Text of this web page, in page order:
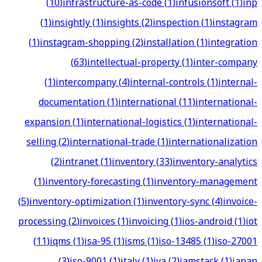
(1)insightly(1)insights(2)inspection(1)instagram
(1)instagram-shopping(2)installation(1)integration
(63)intellectual-property(1)inter-company
(1)intercompany(4)internal-controls(1)internal-
documentation(1)international(11)international-
expansion(1)international-logistics(1)international-
selling(2)international-trade(1)internationalization
(2)intranet(1)inventory(33)inventory-analytics
(1)inventory-forecasting(1)inventory-management
(5)inventory-optimization(1)inventory-sync(4)invoice-
processing(2)invoices(1)invoicing(1)ios-android(1)iot
(11)iqms(1)isa-95(1)isms(1)iso-13485(1)iso-27001